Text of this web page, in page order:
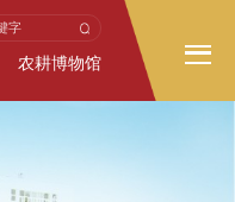
农耕博物馆